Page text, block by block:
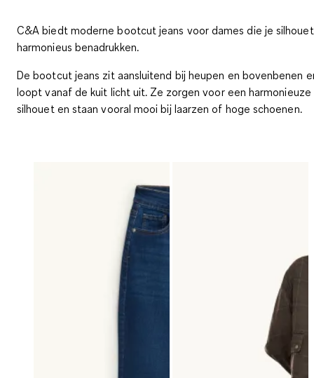
C&A biedt moderne bootcut jeans voor dames die je silhouet
harmonieus benadrukken.
De bootcut jeans zit aansluitend bij heupen en bovenbenen
loopt vanaf de kuit licht uit. Ze zorgen voor een harmonieuze
silhouet en staan vooral mooi bij laarzen of hoge schoenen.